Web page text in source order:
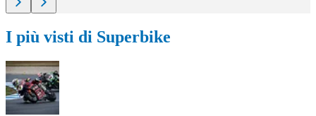
I più visti di Superbike